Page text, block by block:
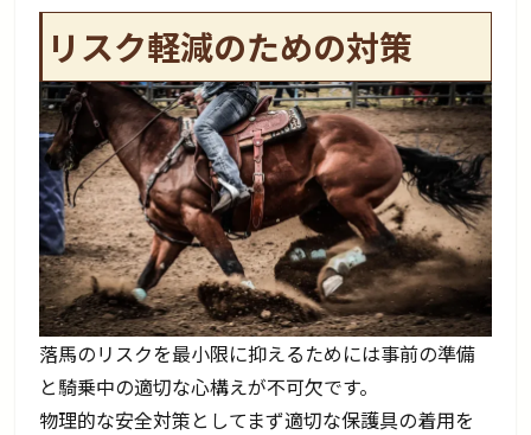
リスク軽減のための対策
落馬のリスクを最小限に抑えるためには事前の準備
と騎乗中の適切な心構えが不可欠です。
物理的な安全対策としてまず適切な保護具の着用を